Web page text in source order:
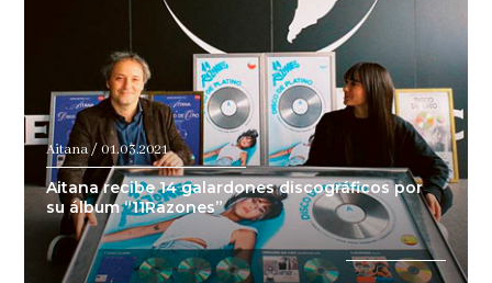
Aitana / 01.03.2021
Aitana recibe 14 galardones discográficos por
su álbum “11Razones”